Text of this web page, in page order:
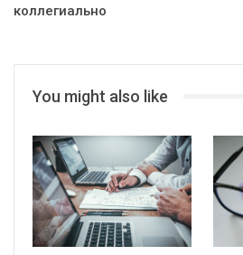
коллегиально
You might also like